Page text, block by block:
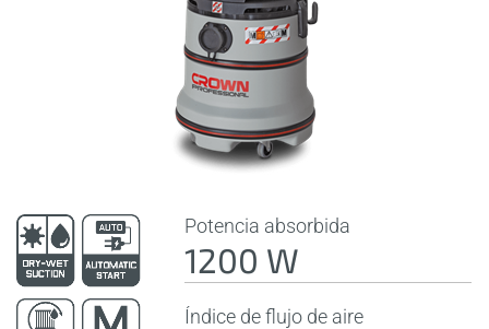
Potencia absorbida
1200 W
Índice de flujo de aire